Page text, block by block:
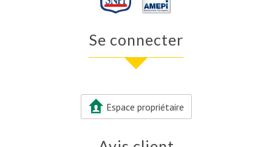
Se connecter
Espace propriétaire